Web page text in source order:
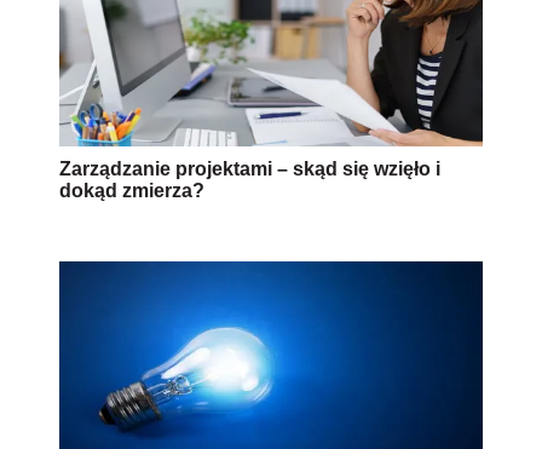
Zarządzanie projektami – skąd się wzięło i
dokąd zmierza?